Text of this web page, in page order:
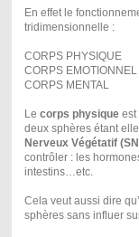
En effet le
tridimensionnelle :
CORPS PHYSIQUE
CORPS EMOTIONNEL
CORPS MENTAL
Le corps physiqueest
deux sphères étant
Nerveux Végétatif
contrôler : les
intestins…etc.
Cela veut aussi dire
sphères sans influer